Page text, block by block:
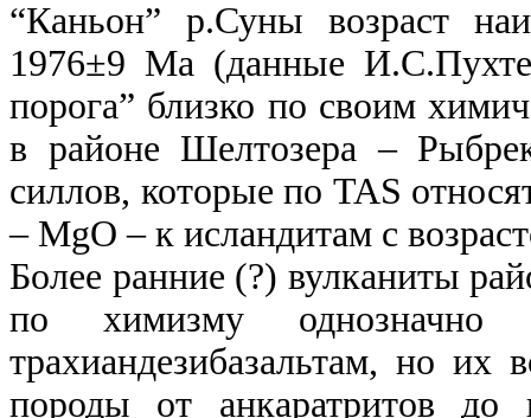
“Каньон” р.Суны возраст
1976±9 Ма (данные
порога” близко по своим
в районе Шелтозера –
силлов, которые по TAS
– MgO – к исландитам с
Более ранние (?) вулканиты
по химизму однозначно
трахиандезибазальтам, но их
породы от анкаратритов до